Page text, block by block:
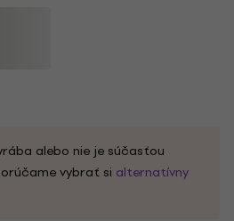
alebo nie je súčasťou
vybrať si alternatívny